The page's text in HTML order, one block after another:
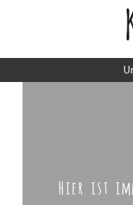
Hier ist